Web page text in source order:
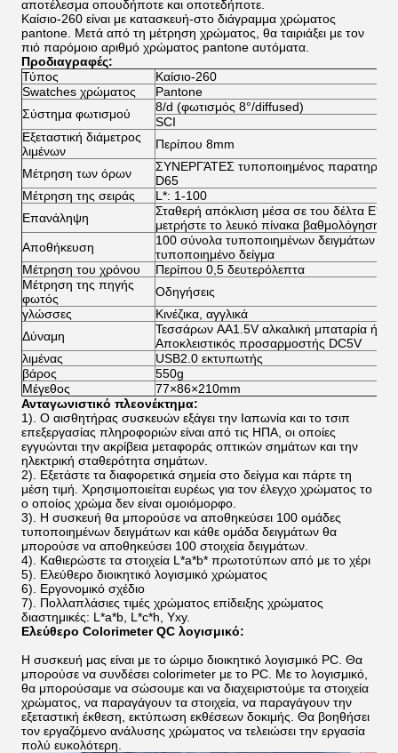
αποτέλεσμα οπουδήποτε και οποτεδήποτε.
Καίσιο-260 είναι με κατασκευή-στο διάγραμμα χρώματος
pantone. Μετά από τη μέτρηση χρώματος, θα ταιριάξει με τον
πιό παρόμοιο αριθμό χρώματος pantone αυτόματα.
Προδιαγραφές:
Τύπος
Καίσιο-260
Swatches χρώματος
Pantone
Σύστημα φωτισμού
8/d (φωτισμός 8°/diffused)
SCI
Εξεταστική διάμετρος
λιμένων
Περίπου 8mm
Μέτρηση των όρων
ΣΥΝΕΡΓΆΤΕΣ τυποποιημένος
D65
Μέτρηση της σειράς
L*: 1-100
Επανάληψη
Σταθερή απόκλιση μέσα σε του δέλτα
μετρήστε το λευκό πίνακα βαθμολόγησης
Αποθήκευση
100 σύνολα τυποποιημένων δειγμάτων
τυποποιημένο δείγμα
Μέτρηση του χρόνου
Περίπου 0,5 δευτερόλεπτα
Μέτρηση της πηγής
φωτός
Οδηγήσεις
γλώσσες
Κινέζικα, αγγλικά
Δύναμη
Τεσσάρων AA1.5V αλκαλική μπαταρία ή
Αποκλειστικός προσαρμοστής DC5V
λιμένας
USB2.0 εκτυπωτής
βάρος
550g
Μέγεθος
77×86×210mm
Ανταγωνιστικό πλεονέκτημα:
1). Ο αισθητήρας συσκευών εξάγει την Ιαπωνία και το τσιπ
επεξεργασίας πληροφοριών είναι από τις ΗΠΑ, οι οποίες
εγγυώνται την ακρίβεια μεταφοράς οπτικών σημάτων και την
ηλεκτρική σταθερότητα σημάτων.
2).
Εξετάστε τα διαφορετικά σημεία στο δείγμα και πάρτε τη
μέση τιμή. Χρησιμοποιείται ευρέως για τον έλεγχο χρώματος το
ο οποίος χρώμα δεν είναι ομοιόμορφο.
3).
Η συσκευή θα μπορούσε να αποθηκεύσει 100 ομάδες
τυποποιημένων δειγμάτων και κάθε ομάδα δειγμάτων θα
μπορούσε να αποθηκεύσει 100 στοιχεία δειγμάτων.
4). Καθιερώστε τα στοιχεία L*a*b* πρωτοτύπων από με το χέρι
5). Ελεύθερο διοικητικό λογισμικό χρώματος
6).
Εργονομικό σχέδιο
7). Πολλαπλάσιες τιμές χρώματος επίδειξης χρώματος
διαστημικές: L*a*b, L*c*h, Yxy.
Ελεύθερο Colorimeter QC λογισμικό:
Η συσκευή μας είναι με το ώριμο διοικητικό λογισμικό PC. Θα
μπορούσε να συνδέσει colorimeter με το PC. Με το λογισμικό,
θα μπορούσαμε να σώσουμε και να διαχειριστούμε τα στοιχεία
χρώματος, να παραγάγουν τα στοιχεία, να παραγάγουν την
εξεταστική έκθεση, εκτύπωση εκθέσεων δοκιμής. Θα βοηθήσει
τον εργαζόμενο ανάλυσης χρώματος να τελειώσει την εργασία
πολύ ευκολότερη.